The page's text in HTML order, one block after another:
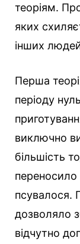
теоріям.
яких
інших
Перша
періоду
виключно
більшість
переносило
псувалося.
дозволяло
відчутно